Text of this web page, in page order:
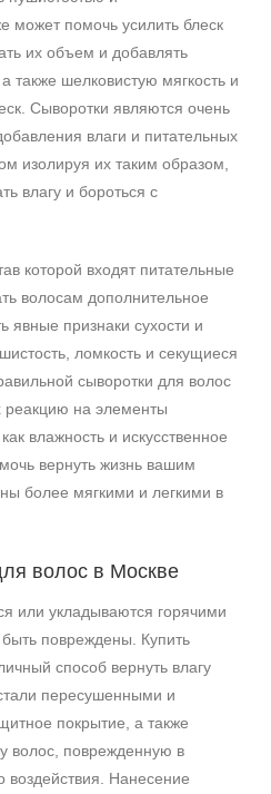
может помочь усилить блеск
их объем и добавлять
также шелковистую мягкость и
Сыворотки являются очень
влаги и питательных
изолируя их таким образом,
влагу и бороться с
которой входят питательные
волосам дополнительное
явные признаки сухости и
ломкость и секущиеся
сыворотки для волос
реакцию на элементы
влажность и искусственное
вернуть жизнь вашим
более мягкими и легкими в
волос в Москве
или укладываются горячими
повреждены. Купить
способ вернуть влагу
пересушенными и
покрытие, а также
волос, поврежденную в
воздействия. Нанесение